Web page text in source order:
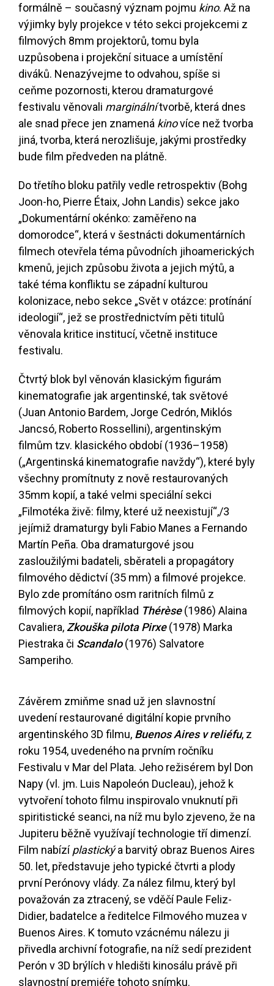
formálně – současný význam pojmu kino. Až na
výjimky byly projekce v této sekci projekcemi z
filmových 8mm projektorů, tomu byla
uzpůsobena i projekční situace a umístění
diváků. Nenazývejme to odvahou, spíše si
ceňme pozornosti, kterou dramaturgové
festivalu věnovali marginálnítvorbě, která dnes
ale snad přece jen znamená kinovíce než tvorba
jiná, tvorba, která nerozlišuje, jakými prostředky
bude film předveden na plátně.
Do třetího bloku patřily vedle retrospektiv (Bohg
Joon-ho, Pierre Étaix, John Landis) sekce jako
„Dokumentární okénko: zaměřeno na
domorodce“, která v šestnácti dokumentárních
filmech otevřela téma původních jihoamerických
kmenů, jejich způsobu života a jejich mýtů, a
také téma konfliktu se západní kulturou
kolonizace, nebo sekce „Svět v otázce: protínání
ideologií“, jež se prostřednictvím pěti titulů
věnovala kritice institucí, včetně instituce
festivalu.
Čtvrtý blok byl věnován klasickým figurám
kinematografie jak argentinské, tak světové
(Juan Antonio Bardem, Jorge Cedrón, Miklós
Jancsó, Roberto Rossellini), argentinským
filmům tzv. klasického období (1936–1958)
(„Argentinská kinematografie navždy“), které byly
všechny promítnuty z nově restaurovaných
35mm kopií, a také velmi speciální sekci
„Filmotéka živě: filmy, které už neexistují“,/3
jejímiž dramaturgy byli Fabio Manes a Fernando
Martín Peña. Oba dramaturgové jsou
zasloužilými badateli, sběrateli a propagátory
filmového dědictví (35 mm) a filmové projekce.
Bylo zde promítáno osm raritních filmů z
filmových kopií, například Thérèse (1986) Alaina
Cavaliera, Zkouška pilota Pirxe(1978) Marka
Piestraka či Scandalo(1976) Salvatore
Samperiho.
Závěrem zmiňme snad už jen slavnostní
uvedení restaurované digitální kopie prvního
argentinského 3D filmu, Buenos Aires v reliéfu, z
roku 1954, uvedeného na prvním ročníku
Festivalu v Mar del Plata. Jeho režisérem byl Don
Napy (vl. jm. Luis Napoleón Ducleau), jehož k
vytvoření tohoto filmu inspirovalo vnuknutí při
spiritistické seanci, na níž mu bylo zjeveno, že na
Jupiteru běžně využívají technologie tří dimenzí.
Film nabízíplastickýa barvitý obraz Buenos Aires
50. let, představuje jeho typické čtvrti a plody
první Perónovy vlády. Za nález filmu, který byl
považován za ztracený, se vděčí Paule Feliz-
Didier, badatelce a ředitelce Filmového muzea v
Buenos Aires. K tomuto vzácnému nálezu ji
přivedla archivní fotografie, na níž sedí prezident
Perón v 3D brýlích v hledišti kinosálu právě při
slavnostní premiéře tohoto snímku.